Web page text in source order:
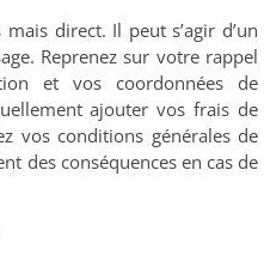
direct. Il peut s’agir d’un
Reprenez sur votre rappel
et vos coordonnées de
ajouter vos frais de
vos conditions générales de
des conséquences en cas de